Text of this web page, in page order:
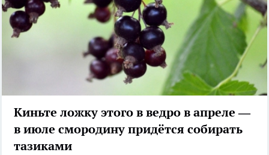
Киньте ложку этого в ведро в апреле —
в июле смородину придётся собирать
тазиками